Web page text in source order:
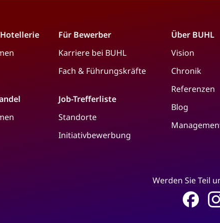
Für Bewerber
Karriere bei BUHL
Fach & Führungskräfte
Job-Trefferliste
Standorte
Initiativbewerbung
Über BUHL
Vision
Chronik
Referenzen
Blog
Werden Sie Teil